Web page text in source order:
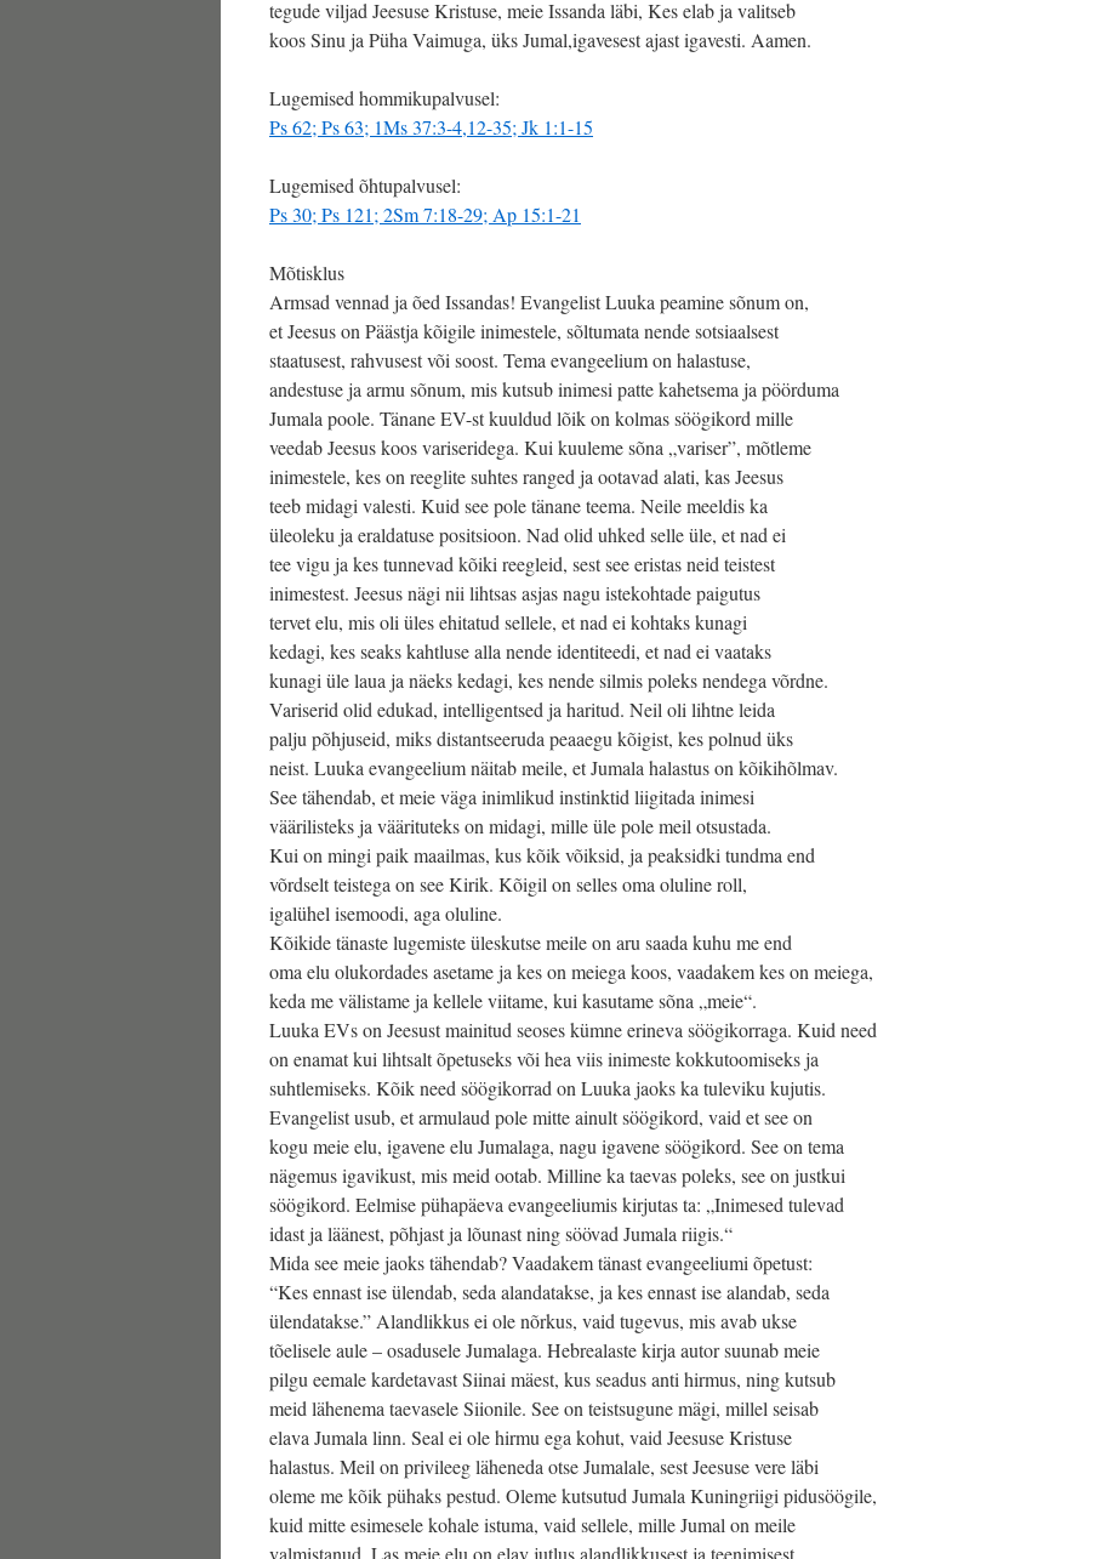
tegude viljad Jeesuse Kristuse, meie Issanda läbi, Kes elab ja valitseb
koos Sinu ja Püha Vaimuga, üks Jumal,igavesest ajast igavesti. Aamen.
Lugemised hommikupalvusel:
Ps 62; Ps 63; 1Ms 37:3-4,12-35; Jk 1:1-15
Lugemised õhtupalvusel:
Ps 30; Ps 121; 2Sm 7:18-29; Ap 15:1-21
Mõtisklus
Armsad vennad ja õed Issandas! Evangelist Luuka peamine sõnum on,
et Jeesus on Päästja kõigile inimestele, sõltumata nende sotsiaalsest
staatusest, rahvusest või soost. Tema evangeelium on halastuse,
andestuse ja armu sõnum, mis kutsub inimesi patte kahetsema ja pöörduma
Jumala poole. Tänane EV-st kuuldud lõik on kolmas söögikord mille
veedab Jeesus koos variseridega. Kui kuuleme sõna „variser”, mõtleme
inimestele, kes on reeglite suhtes ranged ja ootavad alati, kas Jeesus
teeb midagi valesti. Kuid see pole tänane teema. Neile meeldis ka
üleoleku ja eraldatuse positsioon. Nad olid uhked selle üle, et nad ei
tee vigu ja kes tunnevad kõiki reegleid, sest see eristas neid teistest
inimestest. Jeesus nägi nii lihtsas asjas nagu istekohtade paigutus
tervet elu, mis oli üles ehitatud sellele, et nad ei kohtaks kunagi
kedagi, kes seaks kahtluse alla nende identiteedi, et nad ei vaataks
kunagi üle laua ja näeks kedagi, kes nende silmis poleks nendega võrdne.
Variserid olid edukad, intelligentsed ja haritud. Neil oli lihtne leida
palju põhjuseid, miks distantseeruda peaaegu kõigist, kes polnud üks
neist. Luuka evangeelium näitab meile, et Jumala halastus on kõikihõlmav.
See tähendab, et meie väga inimlikud instinktid liigitada inimesi
väärilisteks ja väärituteks on midagi, mille üle pole meil otsustada.
Kui on mingi paik maailmas, kus kõik võiksid, ja peaksidki tundma end
võrdselt teistega on see Kirik. Kõigil on selles oma oluline roll,
igalühel isemoodi, aga oluline.
Kõikide tänaste lugemiste üleskutse meile on aru saada kuhu me end
oma elu olukordades asetame ja kes on meiega koos, vaadakem kes on meiega,
keda me välistame ja kellele viitame, kui kasutame sõna „meie“.
Luuka EVs on Jeesust mainitud seoses kümne erineva söögikorraga. Kuid need
on enamat kui lihtsalt õpetuseks või hea viis inimeste kokkutoomiseks ja
suhtlemiseks. Kõik need söögikorrad on Luuka jaoks ka tuleviku kujutis.
Evangelist usub, et armulaud pole mitte ainult söögikord, vaid et see on
kogu meie elu, igavene elu Jumalaga, nagu igavene söögikord. See on tema
nägemus igavikust, mis meid ootab. Milline ka taevas poleks, see on justkui
söögikord. Eelmise pühapäeva evangeeliumis kirjutas ta: „Inimesed tulevad
idast ja läänest, põhjast ja lõunast ning söövad Jumala riigis.“
Mida see meie jaoks tähendab? Vaadakem tänast evangeeliumi õpetust:
“Kes ennast ise ülendab, seda alandatakse, ja kes ennast ise alandab, seda
ülendatakse.” Alandlikkus ei ole nõrkus, vaid tugevus, mis avab ukse
tõelisele aule – osadusele Jumalaga. Hebrealaste kirja autor suunab meie
pilgu eemale kardetavast Siinai mäest, kus seadus anti hirmus, ning kutsub
meid lähenema taevasele Siionile. See on teistsugune mägi, millel seisab
elava Jumala linn. Seal ei ole hirmu ega kohut, vaid Jeesuse Kristuse
halastus. Meil on privileeg läheneda otse Jumalale, sest Jeesuse vere läbi
oleme me kõik pühaks pestud. Oleme kutsutud Jumala Kuningriigi pidusöögile,
kuid mitte esimesele kohale istuma, vaid sellele, mille Jumal on meile
valmistanud. Las meie elu on elav jutlus alandlikkusest ja teenimisest.